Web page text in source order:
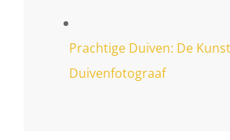
Prachtige Duiven: De
Duivenfotograaf